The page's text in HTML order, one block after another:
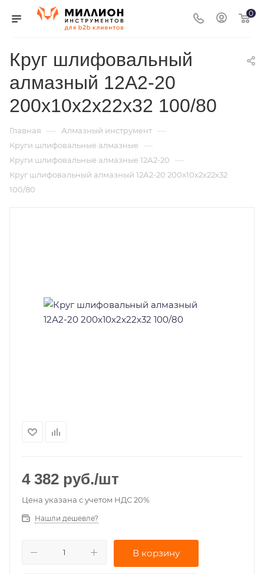
0
Круг шлифовальный
алмазный 12А2-20
200x10x2x22х32 100/80
Главная — Алмазный инструмент —
Круги шлифовальные алмазные —
Круги шлифовальные алмазные 12А2-20 —
Круг шлифовальный алмазный 12А2-20 200x10x2x22х32
100/80
4 382 руб./шт
Цена указана с учетом НДС 20%
Нашли дешевле?
В корзину